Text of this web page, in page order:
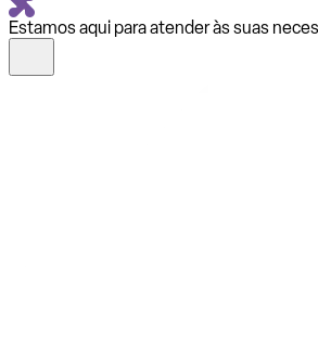
Estamos aqui para atender às suas